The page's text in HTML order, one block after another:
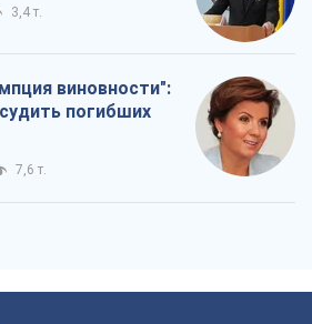
3,4 т.
виновности":
погибших
7,6 т.